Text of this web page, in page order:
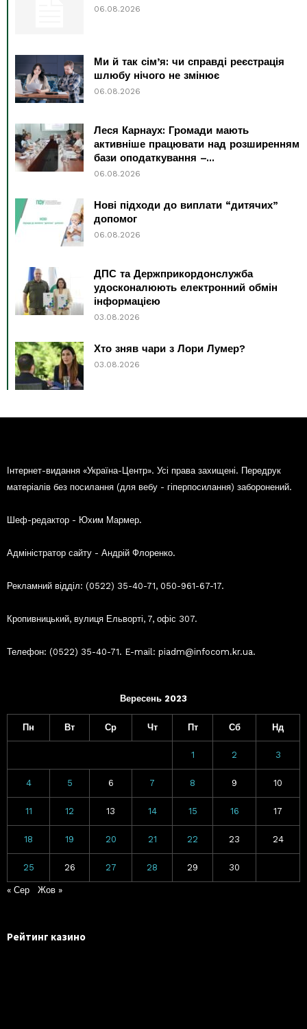
06.08.2026
Ми й так сім’я: чи справді реєстрація
шлюбу нічого не змінює
06.08.2026
Леся Карнаух: Громади мають
активніше працювати над розширенням
бази оподаткування –...
06.08.2026
Нові підходи до виплати “дитячих”
допомог
06.08.2026
ДПС та Держприкордонслужба
удосконалюють електронний обмін
інформацією
03.08.2026
Хто зняв чари з Лори Лумер?
03.08.2026
Інтернет-видання «Україна-Центр». Усі права захищені. Передрук
матеріалів без посилання (для вебу - гіперпосилання) заборонений.
Шеф-редактор - Юхим Мармер.
Адміністратор сайту - Андрій Флоренко.
Рекламний відділ: (0522) 35-40-71, 050-961-67-17.
Кропивницький, вулиця Ельворті, 7, офіс 307.
Телефон: (0522) 35-40-71. E-mail: piadm@infocom.kr.ua.
Вересень 2023
Пн Вт Ср Чт Пт Сб Нд
1 2 3
4 5 6 7 8 9 10
11 12 13 14 15 16 17
18 19 20 21 22 23 24
25 26 27 28 29 30
« Сер Жов »
Рейтинг казино